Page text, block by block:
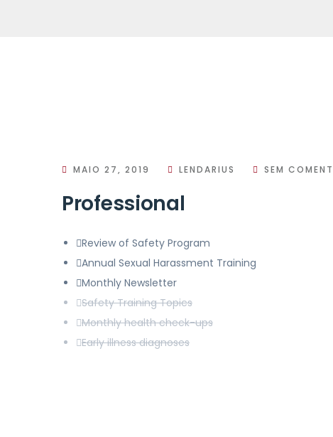
MAIO 27, 2019 LENDARIUS SEM
Professional
Review of Safety Program
Annual Sexual Harassment Training
Monthly Newsletter
Safety Training Topics
Monthly health check-ups
Early illness diagnoses